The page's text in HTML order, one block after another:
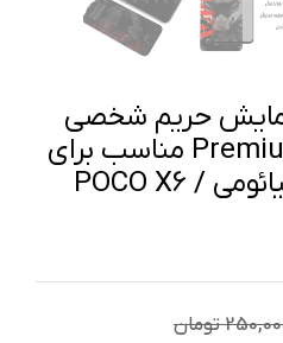
حریم شخصی
آکوآرا مدل Premium P1 مناسب برای
گوشی موبایل شیائومی POCO X6 /
تومان